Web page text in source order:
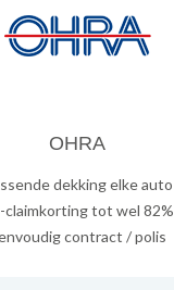
OHRA
dekking elke auto
claimkorting tot wel 82%
contract / polis